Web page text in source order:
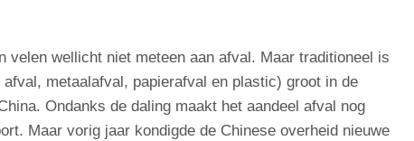
velen wellicht niet meteen aan afval. Maar traditioneel is
metaalafval, papierafval en plastic) groot in de
Ondanks de daling maakt het aandeel afval nog
Maar vorig jaar kondigde de Chinese overheid nieuwe